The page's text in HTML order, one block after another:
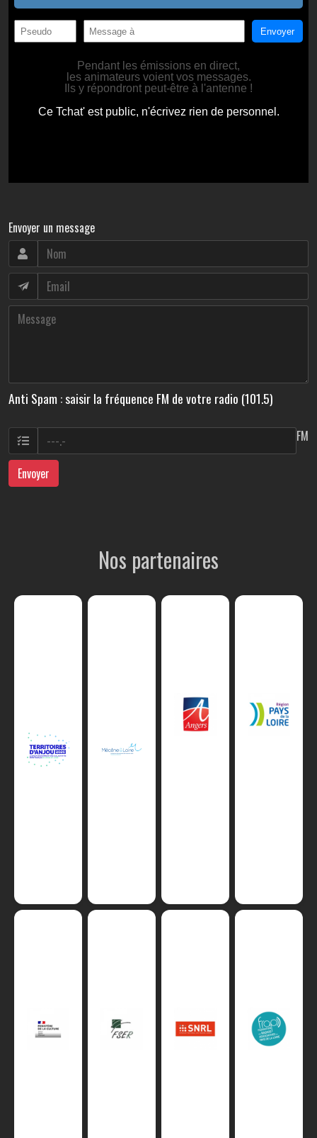
Envoyer un message
Anti Spam : saisir la fréquence FM de votre radio (101.5)
FM
Envoyer
Nos partenaires